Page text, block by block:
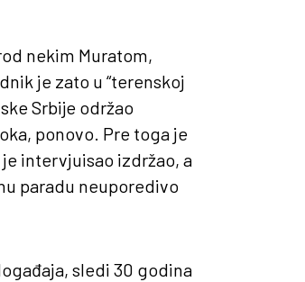
nekim Muratom,
je zato u “terenskoj
Srbije održao
ponovo. Pre toga je
intervjuisao izdržao, a
paradu neuporedivo
sledi 30 godina